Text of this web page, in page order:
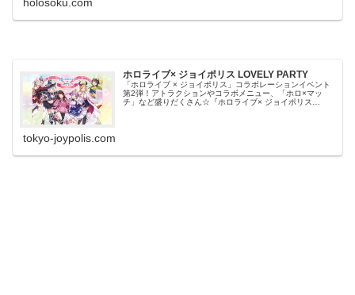
holosoku.com
ホロライブ× ジョイポリス LOVELY PARTY
「ホロライブ × ジョイポリス」コラボレーションイベント
第2弾！アトラクションやコラボメニュー、「ホロ×マッ
チ」など盛りだくさん☆『ホロライブ× ジョイポリス
tokyo-joypolis.com